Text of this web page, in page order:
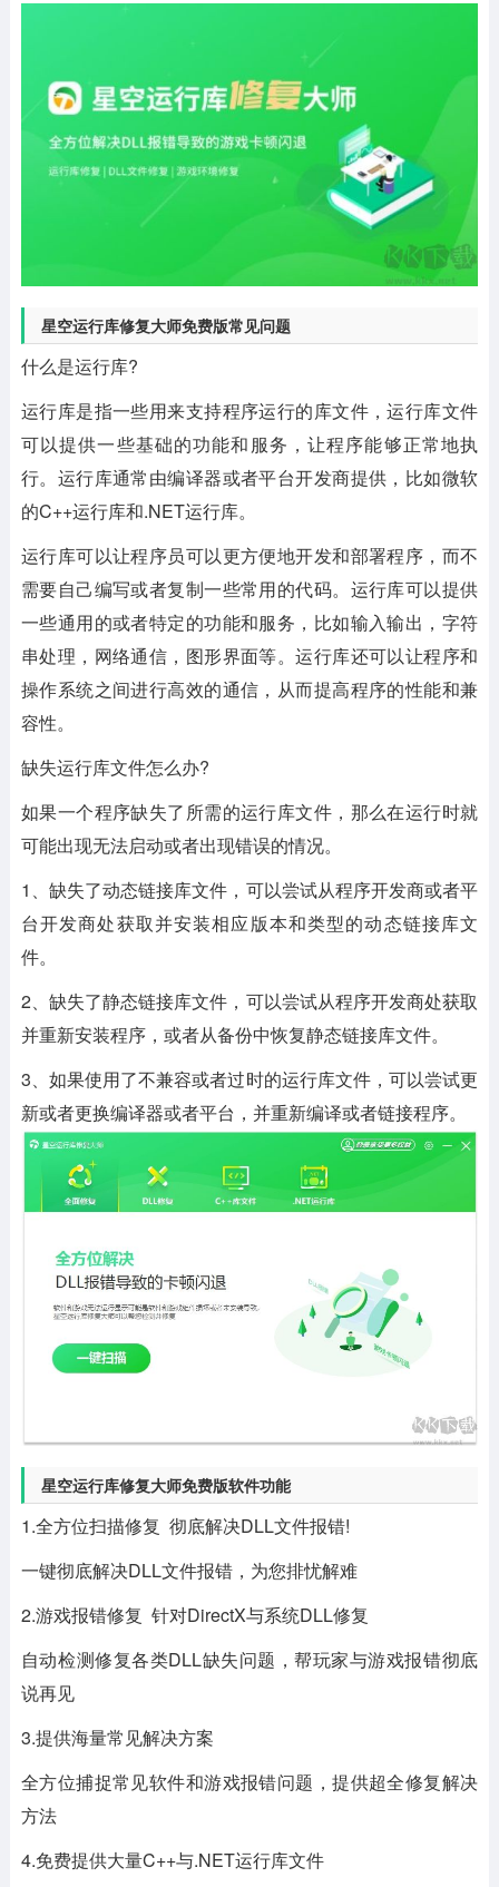
星空运行库修复大师免费版常见问题
什么是运行库?
运行库是指一些用来支持程序运行的库文件，运行库文件
可以提供一些基础的功能和服务，让程序能够正常地执
行。运行库通常由编译器或者平台开发商提供，比如微软
的C++运行库和.NET运行库。
运行库可以让程序员可以更方便地开发和部署程序，而不
需要自己编写或者复制一些常用的代码。运行库可以提供
一些通用的或者特定的功能和服务，比如输入输出，字符
串处理，网络通信，图形界面等。运行库还可以让程序和
操作系统之间进行高效的通信，从而提高程序的性能和兼
容性。
缺失运行库文件怎么办?
如果一个程序缺失了所需的运行库文件，那么在运行时就
可能出现无法启动或者出现错误的情况。
1、缺失了动态链接库文件，可以尝试从程序开发商或者平
台开发商处获取并安装相应版本和类型的动态链接库文
件。
2、缺失了静态链接库文件，可以尝试从程序开发商处获取
并重新安装程序，或者从备份中恢复静态链接库文件。
3、如果使用了不兼容或者过时的运行库文件，可以尝试更
新或者更换编译器或者平台，并重新编译或者链接程序。
星空运行库修复大师免费版软件功能
1.全方位扫描修复 彻底解决DLL文件报错!
一键彻底解决DLL文件报错，为您排忧解难
2.游戏报错修复 针对DirectX与系统DLL修复
自动检测修复各类DLL缺失问题，帮玩家与游戏报错彻底
说再见
3.提供海量常见解决方案
全方位捕捉常见软件和游戏报错问题，提供超全修复解决
方法
4.免费提供大量C++与.NET运行库文件